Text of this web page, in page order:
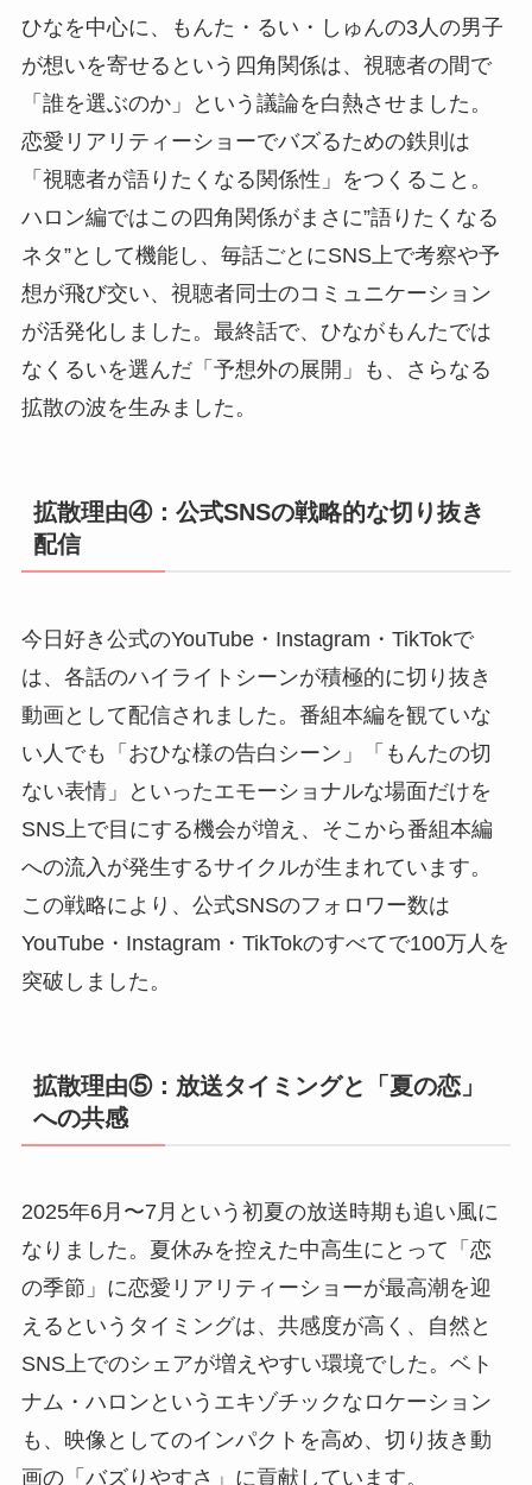
ひなを中心に、もんた・るい・しゅんの3人の男子
が想いを寄せるという四角関係は、視聴者の間で
「誰を選ぶのか」という議論を白熱させました。
恋愛リアリティーショーでバズるための鉄則は
「視聴者が語りたくなる関係性」をつくること。
ハロン編ではこの四角関係がまさに”語りたくなる
ネタ”として機能し、毎話ごとにSNS上で考察や予
想が飛び交い、視聴者同士のコミュニケーション
が活発化しました。最終話で、ひながもんたでは
なくるいを選んだ「予想外の展開」も、さらなる
拡散の波を生みました。
拡散理由④：公式SNSの戦略的な切り抜き
配信
今日好き公式のYouTube・Instagram・TikTokで
は、各話のハイライトシーンが積極的に切り抜き
動画として配信されました。番組本編を観ていな
い人でも「おひな様の告白シーン」「もんたの切
ない表情」といったエモーショナルな場面だけを
SNS上で目にする機会が増え、そこから番組本編
への流入が発生するサイクルが生まれています。
この戦略により、公式SNSのフォロワー数は
YouTube・Instagram・TikTokのすべてで100万人を
突破しました。
拡散理由⑤：放送タイミングと「夏の恋」
への共感
2025年6月〜7月という初夏の放送時期も追い風に
なりました。夏休みを控えた中高生にとって「恋
の季節」に恋愛リアリティーショーが最高潮を迎
えるというタイミングは、共感度が高く、自然と
SNS上でのシェアが増えやすい環境でした。ベト
ナム・ハロンというエキゾチックなロケーション
も、映像としてのインパクトを高め、切り抜き動
画の「バズりやすさ」に貢献しています。